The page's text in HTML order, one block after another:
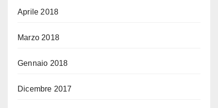
Aprile 2018
Marzo 2018
Gennaio 2018
Dicembre 2017